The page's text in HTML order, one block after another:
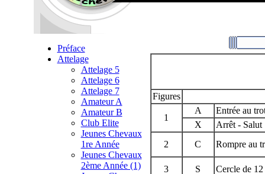
Préface
Attelage
Attelage 5
Attelage 6
Attelage 7
Amateur A
Amateur B
Club Elite
Jeunes Chevaux
1re Année
Jeunes Chevaux
2ème Année (1)
Figures
1
A
Entrée au
X
Arrêt - Salut
2
C Rompre au
3 S Cercle de 12